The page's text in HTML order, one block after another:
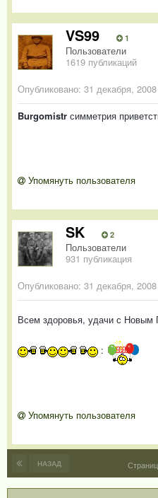
VS99 1
Пользователи
1619 публикаций
Опубликовано: 31 декабря, 2008
Burgomistr симметрия
Упомянуть пользователя
SK 2
Пользователи
931 публикация
Опубликовано: 31 декабря, 2008
Всем здоровья, удачи с
:
Упомянуть пользователя
НАЗАД